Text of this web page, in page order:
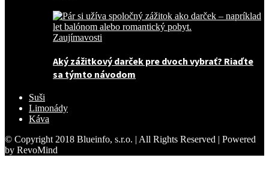
Zaujímavosti
Aký zážitkový darček pre dvoch vybrať? Riaďte
sa týmto návodom
Suši
Limonády
Káva
© Copyright 2018 Blueinfo, s.r.o. | All Rights Reserved | Powered
by RevoMind